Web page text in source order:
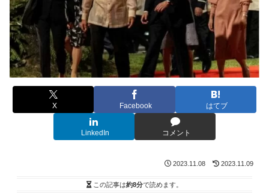
X Facebook はてブ
LinkedIn コメント
2023.11.08 2023.11.09
この記事は約8分で読めます。